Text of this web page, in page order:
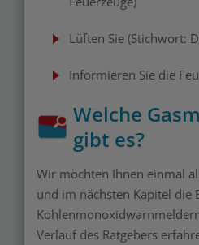
Lüften Sie (Stichwort:
Informieren Sie die
Welche
gibt es?
Wir möchten Ihnen einmal
und im nächsten Kapitel die
Verlauf des Ratgebers